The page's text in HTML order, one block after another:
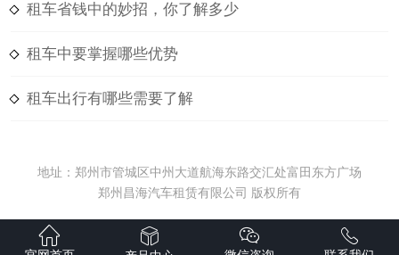
租车省钱中的妙招，你了解多少
租车中要掌握哪些优势
租车出行有哪些需要了解
地址：郑州市管城区中州大道航海东路交汇处富田东方广场
郑州昌海汽车租赁有限公司 版权所有